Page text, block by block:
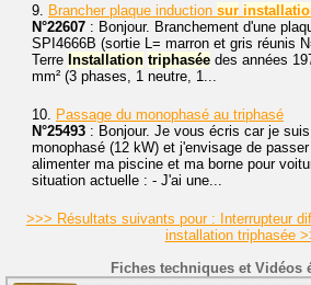
9. Brancher plaque induction sur
N°22607 : Bonjour. Branchement d'une
SPI4666B (sortie L= marron et gris réunis
Terre Installation triphasée des années
mm² (3 phases, 1 neutre, 1...
10. Passage du monophasé au triphasé
N°25493 : Bonjour. Je vous écris car je
monophasé (12 kW) et j'envisage de
alimenter ma piscine et ma borne pour
situation actuelle : - J'ai une...
>>> Résultats suivants pour : Interrupteur
installation triphasée
Fiches techniques et Vidéos